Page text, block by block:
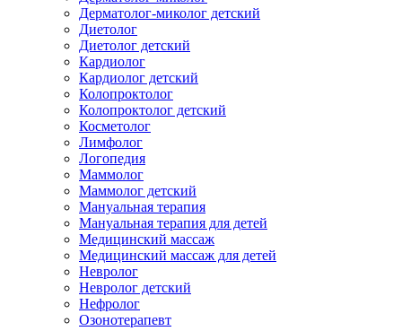
Дерматолог-миколог детский
Диетолог
Диетолог детский
Кардиолог
Кардиолог детский
Колопроктолог
Колопроктолог детский
Косметолог
Лимфолог
Логопедия
Маммолог
Маммолог детский
Мануальная терапия
Мануальная терапия для детей
Медицинский массаж
Медицинский массаж для детей
Невролог
Невролог детский
Нефролог
Озонотерапевт